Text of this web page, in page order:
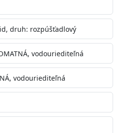
druh: rozpúšťadlový
vodouriediteľná
vodouriediteľná